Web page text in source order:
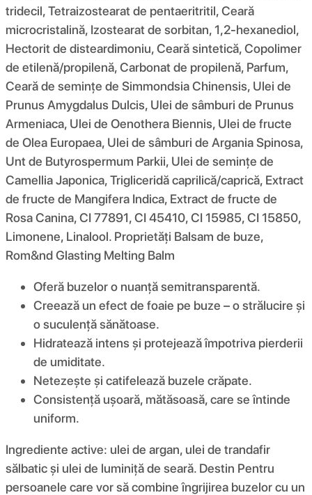
tridecil, Tetraizostearat de pentaeritritil, Ceară
microcristalină, Izostearat de sorbitan, 1,2-hexanediol,
Hectorit de disteardimoniu, Ceară sintetică, Copolimer
de etilenă/propilenă, Carbonat de propilenă, Parfum,
Ceară de semințe de Simmondsia Chinensis, Ulei de
Prunus Amygdalus Dulcis, Ulei de sâmburi de Prunus
Armeniaca, Ulei de Oenothera Biennis, Ulei de fructe
de Olea Europaea, Ulei de sâmburi de Argania Spinosa,
Unt de Butyrospermum Parkii, Ulei de semințe de
Camellia Japonica, Trigliceridă caprilică/caprică, Extract
de fructe de Mangifera Indica, Extract de fructe de
Rosa Canina, CI 77891, CI 45410, CI 15985, CI 15850,
Limonene, Linalool. Proprietăți Balsam de buze,
Rom&nd Glasting Melting Balm
Oferă buzelor o nuanță semitransparentă.
Creează un efect de foaie pe buze – o strălucire și
o suculență sănătoase.
Hidratează intens și protejează împotriva pierderii
de umiditate.
Netezește și catifelează buzele crăpate.
Consistență ușoară, mătăsoasă, care se întinde
uniform.
Ingrediente active: ulei de argan, ulei de trandafir
sălbatic și ulei de luminiță de seară. Destin Pentru
persoanele care vor să combine îngrijirea buzelor cu un